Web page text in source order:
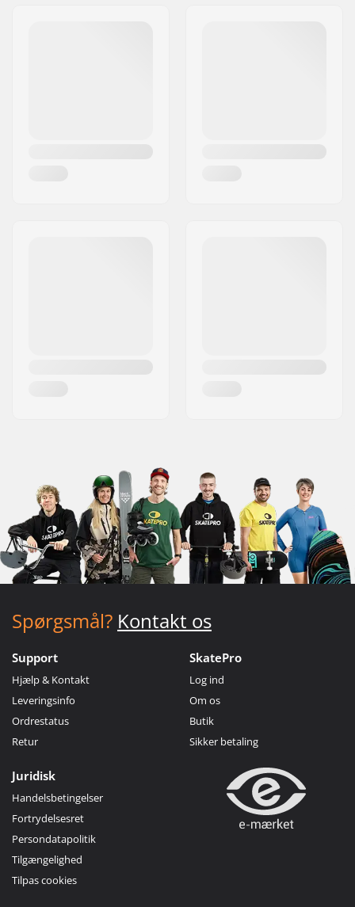
Spørgsmål? Kontakt os
Support
Hjælp & Kontakt
Leveringsinfo
Ordrestatus
Retur
SkatePro
Log ind
Om os
Butik
Sikker betaling
Juridisk
Handelsbetingelser
Fortrydelsesret
Persondatapolitik
Tilgængelighed
Tilpas cookies